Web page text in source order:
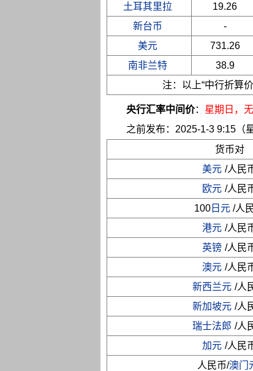
土耳其里拉
19.26
新台币
-
美元
731.26
南非兰特
38.9
注：以上“中行折算
央行汇率中间价： 星期日 ，
之前发布：2025-1-3 9:15（星
货币对
美元 /人民
欧元 /人民
100日元 /人
港元 /人民
英镑 /人民
澳元 /人民
新西兰元 /人
新加坡元 /人
瑞士法郎 /人
加元 /人民
人民币/澳门